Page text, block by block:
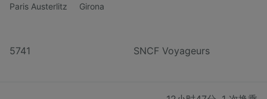
Paris Austerlitz Girona
5741 SNCF Voyageurs